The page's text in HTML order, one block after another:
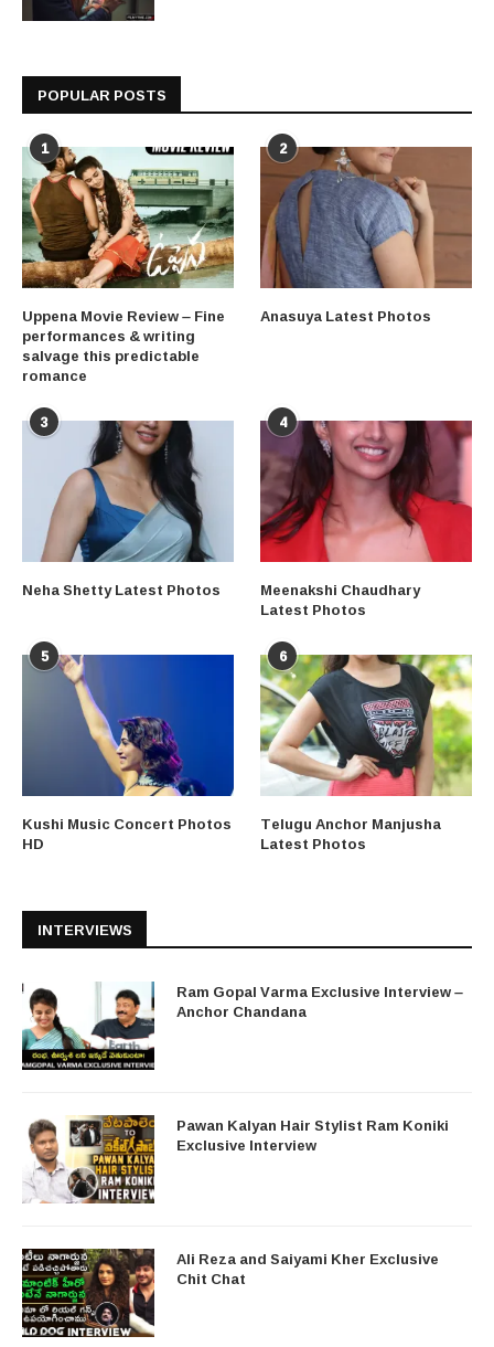
POPULAR POSTS
1
Uppena Movie Review – Fine
performances & writing
salvage this predictable
romance
2
Anasuya Latest Photos
3
Neha Shetty Latest Photos
4
Meenakshi Chaudhary
Latest Photos
5
Kushi Music Concert Photos
HD
6
Telugu Anchor Manjusha
Latest Photos
INTERVIEWS
Ram Gopal Varma Exclusive Interview –
Anchor Chandana
Pawan Kalyan Hair Stylist Ram Koniki
Exclusive Interview
Ali Reza and Saiyami Kher Exclusive
Chit Chat